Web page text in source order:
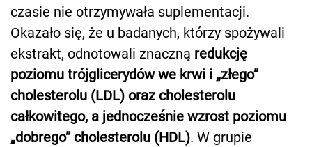
czasie nie otrzymywała suplementacji.
Okazało się, że u badanych, którzy spożywali
ekstrakt, odnotowali znaczną redukcję
poziomu trójglicerydów we krwi i „złego”
cholesterolu (LDL) oraz cholesterolu
całkowitego, a jednocześnie wzrost poziomu
„dobrego” cholesterolu (HDL). W grupie